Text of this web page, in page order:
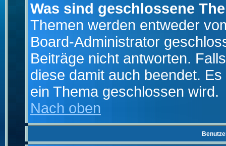
Was sind geschlossene
Themen werden entweder
Board-Administrator
Beiträge nicht antworten.
diese damit auch beendet.
ein Thema geschlossen wird.
Nach oben